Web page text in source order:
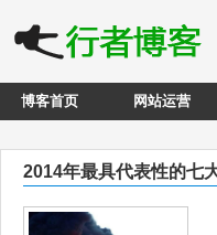
博客首页 网站运营
2014年最具代表性的七